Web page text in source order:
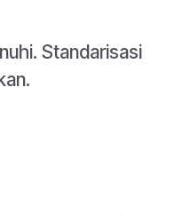
Standarisasi